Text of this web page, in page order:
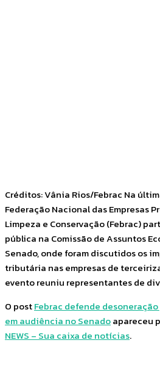
Créditos: Vânia Rios/Febrac Na
Federação Nacional das Empresas
Limpeza e Conservação (Febrac)
pública na Comissão de Assuntos
Senado, onde foram discutidos os
tributária nas empresas de
evento reuniu representantes de
O postFebrac defende
em audiência no Senadoapareceu
NEWS – Sua caixa de notícias.